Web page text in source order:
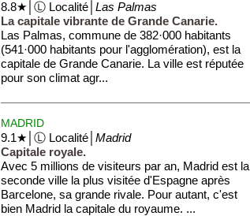
8.8★│Ⓛ Localité│Las Palmas
La capitale vibrante de Grande Canarie.
Las Palmas, commune de 382·000 habitants
(541·000 habitants pour l'agglomération), est la
capitale de Grande Canarie. La ville est réputée
pour son climat agr...
MADRID
9.1★│Ⓛ Localité│Madrid
Capitale royale.
Avec 5 millions de visiteurs par an, Madrid est la
seconde ville la plus visitée d'Espagne après
Barcelone, sa grande rivale. Pour autant, c'est
bien Madrid la capitale du royaume. ...